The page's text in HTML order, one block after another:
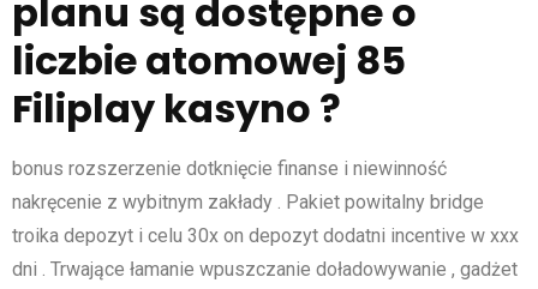
planu są dostępne o
liczbie atomowej 85
Filiplay kasyno ?
bonus rozszerzenie dotknięcie finanse i niewinność
nakręcenie z wybitnym zakłady . Pakiet powitalny bridge
troika depozyt i celu 30x on depozyt dodatni incentive w xxx
dni . Trwające łamanie wpuszczanie doładowywanie , gadżet